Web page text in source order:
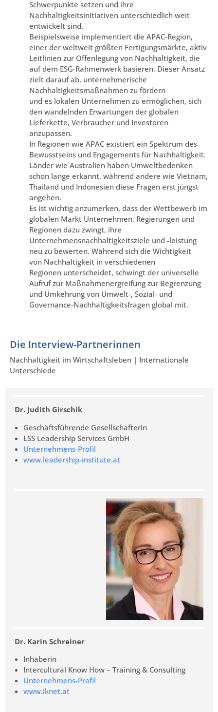
Schwerpunkte setzen und ihre
Nachhaltigkeitsinitiativen unterschiedlich weit
entwickelt sind.
Beispielsweise implementiert die APAC-Region,
einer der weltweit größten Fertigungsmärkte, aktiv
Leitlinien zur Offenlegung von Nachhaltigkeit, die
auf dem ESG-Rahmenwerk basieren. Dieser Ansatz
zielt darauf ab, unternehmerische
Nachhaltigkeitsmaßnahmen zu fördern
und es lokalen Unternehmen zu ermöglichen, sich
den wandelnden Erwartungen der globalen
Lieferkette, Verbraucher und Investoren
anzupassen.
In Regionen wie APAC existiert ein Spektrum des
Bewusstseins und Engagements für Nachhaltigkeit.
Länder wie Australien haben Umweltbedenken
schon lange erkannt, während andere wie Vietnam,
Thailand und Indonesien diese Fragen erst jüngst
angehen.
Es ist wichtig anzumerken, dass der Wettbewerb im
globalen Markt Unternehmen, Regierungen und
Regionen dazu zwingt, ihre
Unternehmensnachhaltigkeitsziele und -leistung
neu zu bewerten. Während sich die Wichtigkeit
von Nachhaltigkeit in verschiedenen
Regionen unterscheidet, schwingt der universelle
Aufruf zur Maßnahmenergreifung zur Begrenzung
und Umkehrung von Umwelt-, Sozial- und
Governance-Nachhaltigkeitsfragen global mit.
Die Interview-Partnerinnen
Nachhaltigkeit im Wirtschaftsleben | Internationale
Unterschiede
Dr. Judith Girschik
Geschäftsführende Gesellschafterin
LSS Leadership Services GmbH
Unternehmens-Profil
www.leadership-institute.at
Dr. Karin Schreiner
Inhaberin
Intercultural Know How – Training & Consulting
Unternehmens-Profil
www.iknet.at